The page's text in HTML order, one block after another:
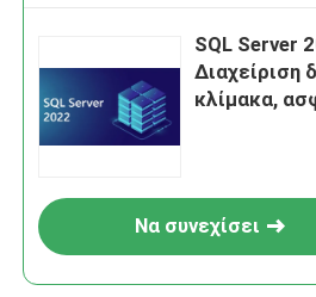
SQL Server
Διαχείριση
κλίμακα,
Να συνεχίσει